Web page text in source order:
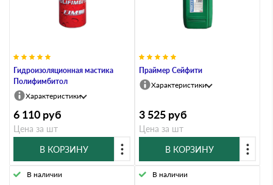
Гидроизоляционная мастика
Полифимбитол
Характеристики
6 110 руб
Цена за шт
В КОРЗИНУ
Праймер Сейфити
Характеристики
3 525 руб
Цена за шт
В КОРЗИНУ
В наличии В наличии